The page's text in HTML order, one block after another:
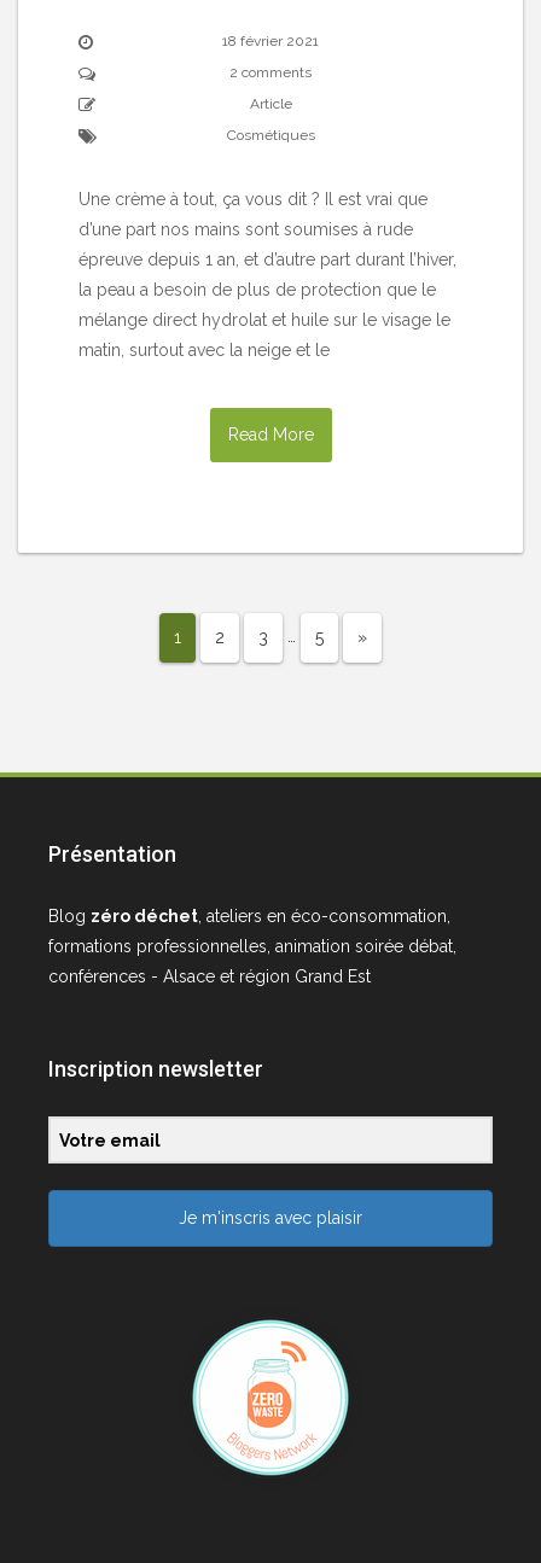
18 février 2021
2 comments
Article
Cosmétiques
Une crème à tout, ça vous dit ? Il est vrai que
d’une part nos mains sont soumises à rude
épreuve depuis 1 an, et d’autre part durant l’hiver,
la peau a besoin de plus de protection que le
mélange direct hydrolat et huile sur le visage le
matin, surtout avec la neige et le
Read More
1 2 3 5 »
Présentation
Blog zéro déchet, ateliers en éco-consommation,
formations professionnelles, animation soirée débat,
conférences - Alsace et région Grand Est
Inscription newsletter
Je m'inscris avec plaisir